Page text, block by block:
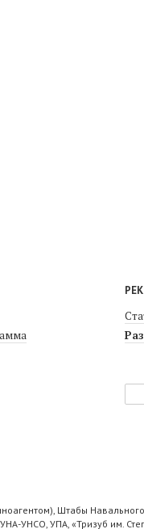
Штабы
УНСО, УПА, «Тризуб им.